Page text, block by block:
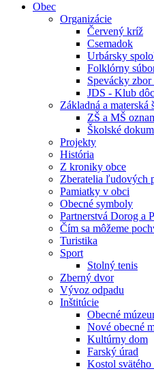
Obec
Organizácie
Červený kríž
Csemadok
Urbársky
Folklórny
Spevácky
JDS - Klub
Základná a materská
ZŠ a MŠ
Školské
Projekty
História
Z kroniky obce
Zberatelia ľudových
Pamiatky v obci
Obecné symboly
Partnerstvá Dorog a
Čím sa môžeme
Turistika
Sport
Stolný tenis
Zberný dvor
Vývoz odpadu
Inštitúcie
Obecné
Nové obecné
Kultúrny dom
Farský úrad
Kostol